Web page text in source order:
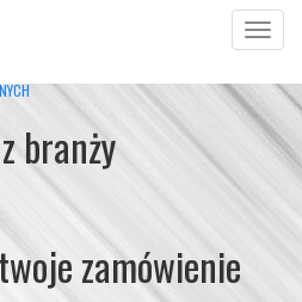
Toggle
branży
zamówienie